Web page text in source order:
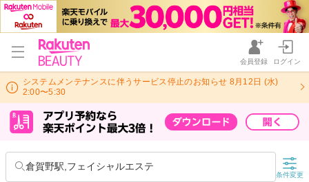
会員登録 ログイン
システムメンテナンスに伴うサービス停止のお知らせ 8月12日 (水)
2:00〜5:30
倉賀野駅,フェイシャルエステ
条件変更